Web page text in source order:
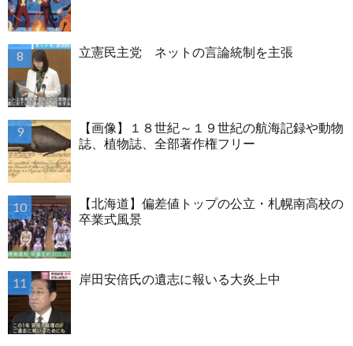
立憲民主党 ネットの言論統制を主張
【画像】１８世紀～１９世紀の航海記録や動物
誌、植物誌、全部著作権フリー
【北海道】偏差値トップの公立・札幌南高校の
卒業式風景
岸田安倍氏の遺志に報いる大炎上中